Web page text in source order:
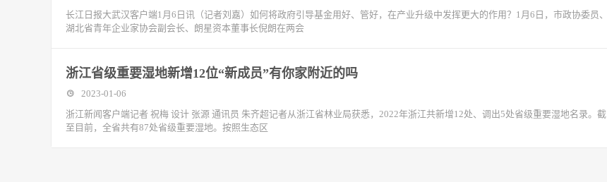
长江日报大武汉客户端1月6日讯（记者刘嘉）如何将政府引导基金用好、管好，在产业升级中发挥更大的作用？1月6日，市政协委员、
湖北省青年企业家协会副会长、朗星资本董事长倪朗在两会
浙江省级重要湿地新增12位“新成员”有你家附近的吗
2023-01-06
浙江新闻客户端记者 祝梅 设计 张源 通讯员 朱齐超记者从浙江省林业局获悉，2022年浙江共新增12处、调出5处省级重要湿地名录。截
至目前，全省共有87处省级重要湿地。按照生态区